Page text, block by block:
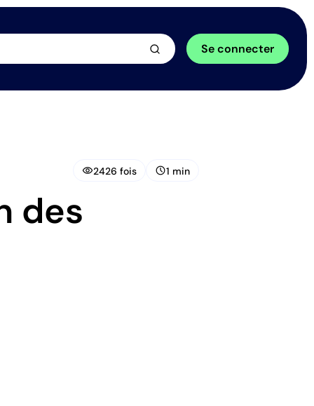
Se connecter
visibility2426 fois schedule1 min
des
arrow_forward